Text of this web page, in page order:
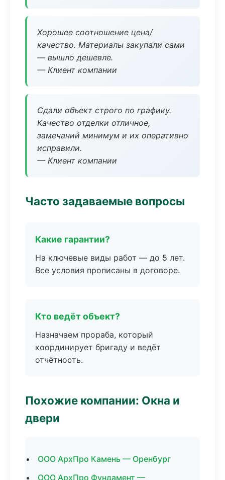
Хорошее соотношение цена/
качество. Материалы закупали сами
— вышло дешевле.
— Клиент компании
Сдали объект строго по графику.
Качество отделки отличное,
замечаний минимум и их оперативно
исправили.
— Клиент компании
Часто задаваемые вопросы
Какие гарантии?
На ключевые виды работ — до 5 лет.
Все условия прописаны в договоре.
Кто ведёт объект?
Назначаем прораба, который
координирует бригаду и ведёт
отчётность.
Похожие компании: Окна и
двери
ООО АрхПро Камень — Оренбург
ООО АрхПро Фундамент —